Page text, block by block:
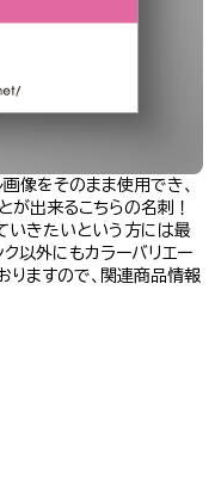
像をそのまま使用でき、
出来るこちらの名刺！
いきたいという方には最
以外にもカラーバリエー
りますので、関連商品情報